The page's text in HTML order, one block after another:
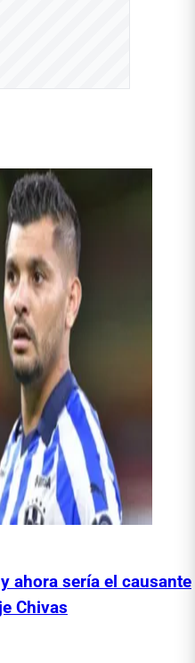
ahora sería el causante
Chivas